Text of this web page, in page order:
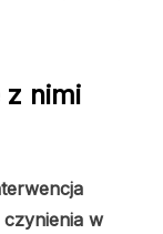
z nimi
czynienia w